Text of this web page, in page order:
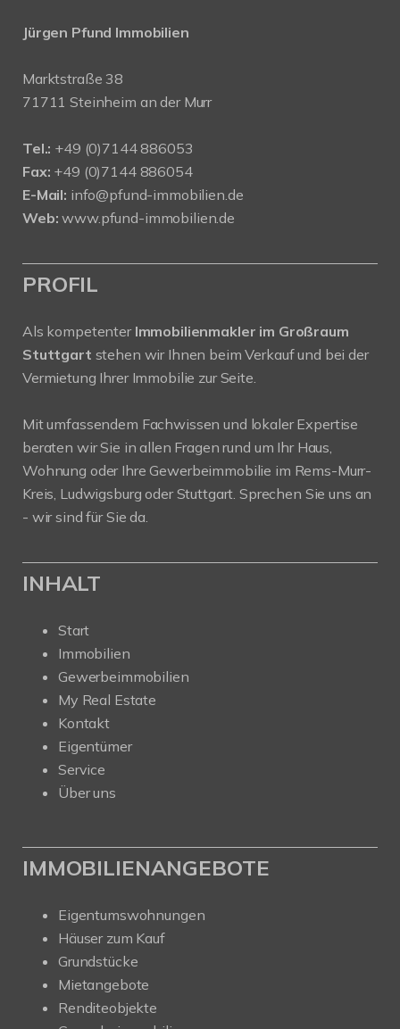
Jürgen Pfund Immobilien
Marktstraße 38
71711 Steinheim an der Murr
Tel.: +49 (0)7144 886053
Fax: +49 (0)7144 886054
E-Mail: info@pfund-immobilien.de
Web: www.pfund-immobilien.de
PROFIL
Als kompetenter Immobilienmakler im Großraum
Stuttgart stehen wir Ihnen beim Verkauf und bei der
Vermietung Ihrer Immobilie zur Seite.
Mit umfassendem Fachwissen und lokaler Expertise
beraten wir Sie in allen Fragen rund um Ihr Haus,
Wohnung oder Ihre Gewerbeimmobilie im Rems-Murr-
Kreis, Ludwigsburg oder Stuttgart. Sprechen Sie uns an
- wir sind für Sie da.
INHALT
Start
Immobilien
Gewerbeimmobilien
My Real Estate
Kontakt
Eigentümer
Service
Über uns
IMMOBILIENANGEBOTE
Eigentumswohnungen
Häuser zum Kauf
Grundstücke
Mietangebote
Renditeobjekte